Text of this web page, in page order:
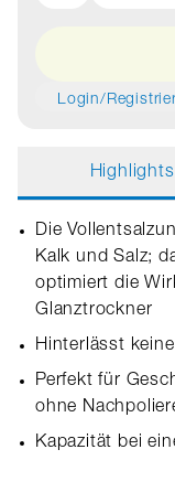
Login/
Highlights
Die
Kalk und Salz;
optimiert die
Glanztrockner
Hinterlässt
Perfekt für
ohne
Kapazität bei